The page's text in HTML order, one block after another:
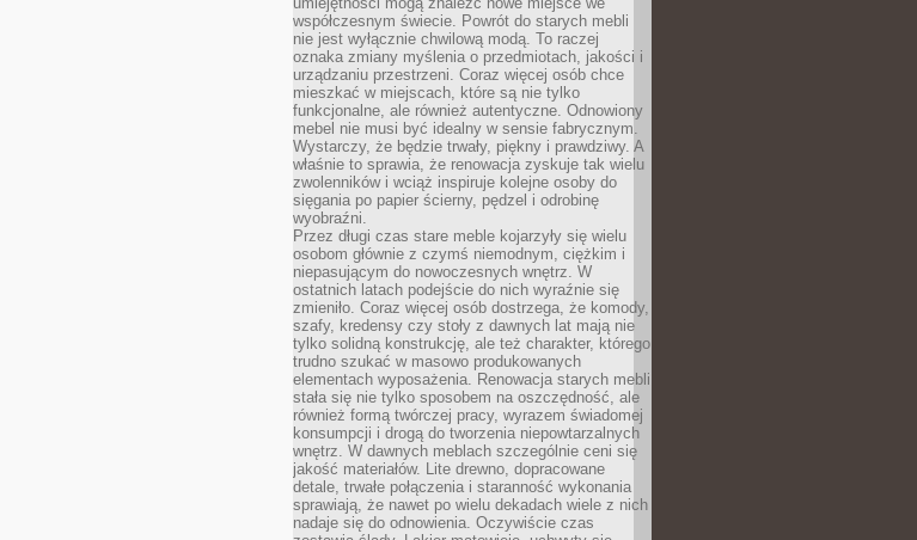
współczesnym świecie. Powrót do starych mebli
nie jest wyłącznie chwilową modą. To raczej
oznaka zmiany myślenia o przedmiotach, jakości i
urządzaniu przestrzeni. Coraz więcej osób chce
mieszkać w miejscach, które są nie tylko
funkcjonalne, ale również autentyczne. Odnowiony
mebel nie musi być idealny w sensie fabrycznym.
Wystarczy, że będzie trwały, piękny i prawdziwy. A
właśnie to sprawia, że renowacja zyskuje tak wielu
zwolenników i wciąż inspiruje kolejne osoby do
sięgania po papier ścierny, pędzel i odrobinę
wyobraźni.
Przez długi czas stare meble kojarzyły się wielu
osobom głównie z czymś niemodnym, ciężkim i
niepasującym do nowoczesnych wnętrz. W
ostatnich latach podejście do nich wyraźnie się
zmieniło. Coraz więcej osób dostrzega, że komody,
szafy, kredensy czy stoły z dawnych lat mają nie
tylko solidną konstrukcję, ale też charakter, którego
trudno szukać w masowo produkowanych
elementach wyposażenia. Renowacja starych mebli
stała się nie tylko sposobem na oszczędność, ale
również formą twórczej pracy, wyrazem świadomej
konsumpcji i drogą do tworzenia niepowtarzalnych
wnętrz. W dawnych meblach szczególnie ceni się
jakość materiałów. Lite drewno, dopracowane
detale, trwałe połączenia i staranność wykonania
sprawiają, że nawet po wielu dekadach wiele z nich
nadaje się do odnowienia. Oczywiście czas